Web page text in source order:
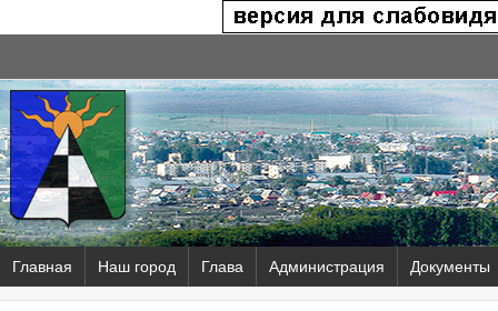
Главная Наш город Глава Администрация Документы